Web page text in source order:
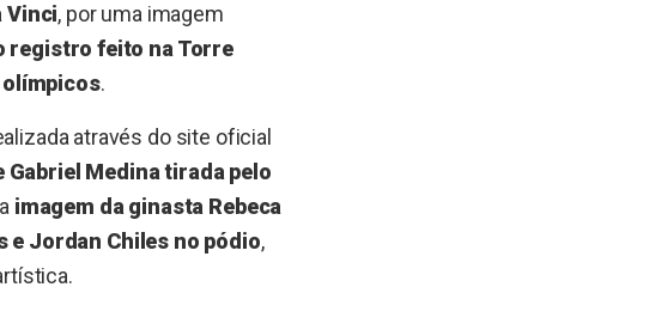
Vinci, por uma imagem
registro feito na Torre
olímpicos.
através do site oficial
Gabriel Medina tirada pelo
imagem da ginasta Rebeca
e Jordan Chiles no pódio,